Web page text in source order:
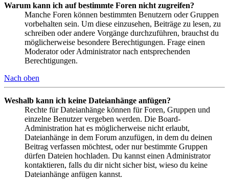
Warum kann ich auf bestimmte Foren nicht zugreifen?
Manche Foren können bestimmten Benutzern oder Gruppen
vorbehalten sein. Um diese einzusehen, Beiträge zu lesen, zu
schreiben oder andere Vorgänge durchzuführen, brauchst du
möglicherweise besondere Berechtigungen. Frage einen
Moderator oder Administrator nach entsprechenden
Berechtigungen.
Nach oben
Weshalb kann ich keine Dateianhänge anfügen?
Rechte für Dateianhänge können für Foren, Gruppen und
einzelne Benutzer vergeben werden. Die Board-
Administration hat es möglicherweise nicht erlaubt,
Dateianhänge in dem Forum anzufügen, in dem du deinen
Beitrag verfassen möchtest, oder nur bestimmte Gruppen
dürfen Dateien hochladen. Du kannst einen Administrator
kontaktieren, falls du dir nicht sicher bist, wieso du keine
Dateianhänge anfügen kannst.